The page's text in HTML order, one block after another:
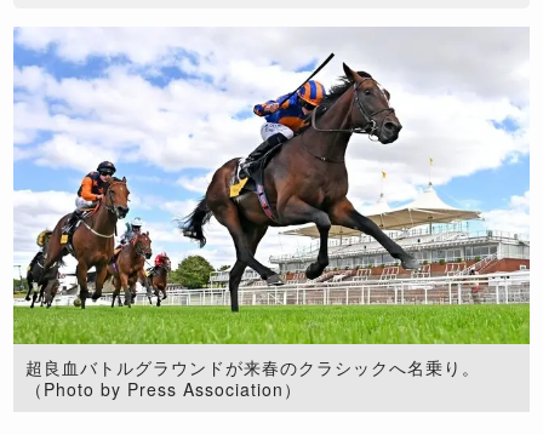
超良血バトルグラウンドが来春のクラシックへ名乗り。
（Photo by Press Association）